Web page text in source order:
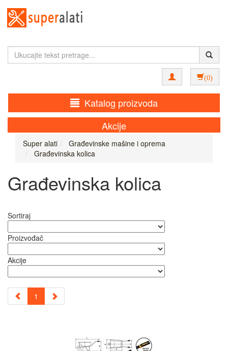
(0)
Katalog proizvoda
Akcije
Super alati
Građevinske mašine i oprema
Građevinska kolica
Građevinska kolica
Sortiraj
Proizvođač
Akcije
1